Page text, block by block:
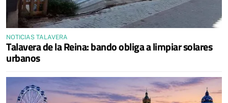
NOTICIAS TALAVERA
Talavera de la Reina: bando obliga a limpiar solares
urbanos